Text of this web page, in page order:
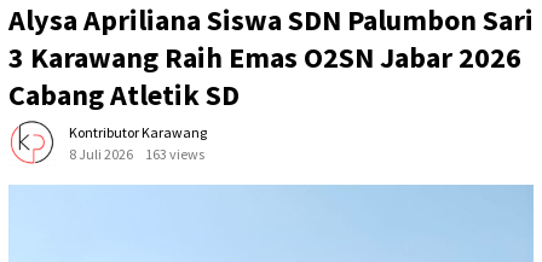
Alysa Apriliana Siswa SDN Palumbon Sari
3 Karawang Raih Emas O2SN Jabar 2026
Cabang Atletik SD
Kontributor Karawang
8 Juli 2026
163 views